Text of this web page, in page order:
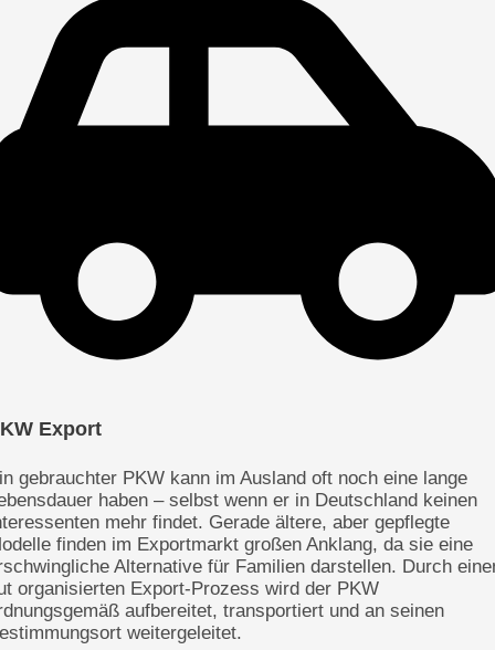
Export
gebrauchter PKW kann im Ausland oft noch eine lange
haben – selbst wenn er in Deutschland keinen
mehr findet. Gerade ältere, aber gepflegte
finden im Exportmarkt großen Anklang, da sie eine
Alternative für Familien darstellen. Durch
organisierten Export-Prozess wird der PKW
aufbereitet, transportiert und an seinen
weitergeleitet.